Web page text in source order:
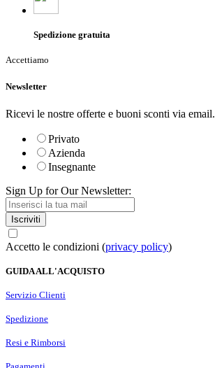
Spedizione gratuita
Accettiamo
Newsletter
Ricevi le nostre offerte e buoni sconti via email.
Privato
Azienda
Insegnante
Sign Up for Our Newsletter:
Iscriviti
Accetto le condizioni (privacy policy)
GUIDA ALL'ACQUISTO
Servizio Clienti
Spedizione
Resi e Rimborsi